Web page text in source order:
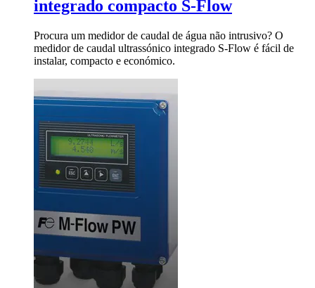
integrado compacto S-Flow
Procura um medidor de caudal de água não intrusivo? O
medidor de caudal ultrassónico integrado S-Flow é fácil de
instalar, compacto e económico.